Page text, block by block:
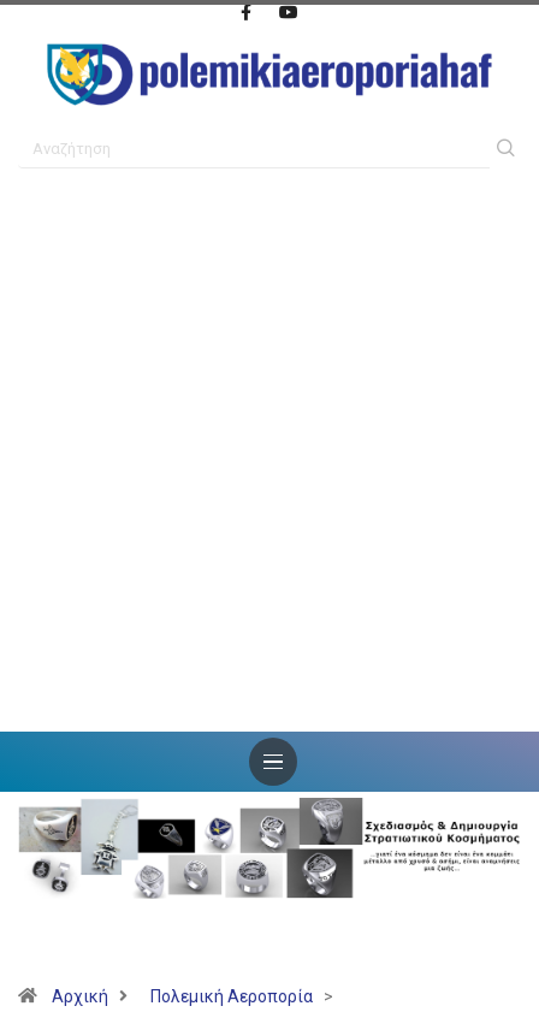
Αρχική Πολεμική Αεροπορία
>